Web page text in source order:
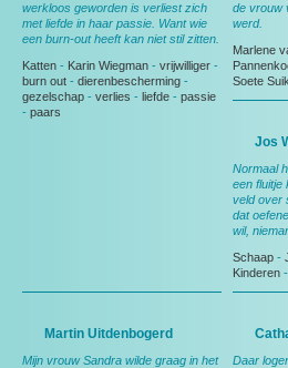
werkloos geworden is verliest zich
met liefde in haar passie. Want wie
een burn-out heeft kan niet stil zitten.
Katten - Karin Wiegman - vrijwilliger -
burn out - dierenbescherming -
gezelschap - verlies - liefde - passie
- paars
de vrouw
werd.
Marlene
Soete
Jos
Normaal
een fluitje
veld over
dat
wil,
Schaap -
Kinderen -
Martin Uitdenbogerd
Mijn vrouw Sandra wilde graag in het
Daar